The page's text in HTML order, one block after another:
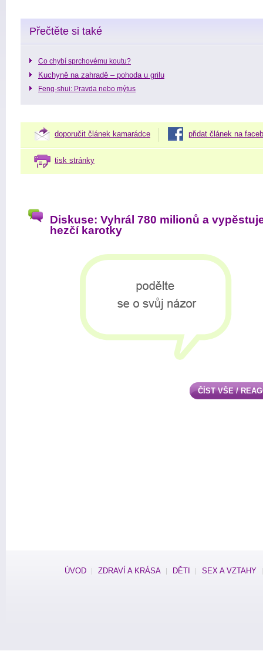
Přečtěte si také
Co chybí sprchovému koutu?
Kuchyně na zahradě – pohoda u grilu
Feng-shui: Pravda nebo mýtus
doporučit článek kamarádce přidat článek na
tisk stránky
Diskuse: Vyhrál 780 milionů a
hezčí karotky
ČÍST VŠE /
ÚVOD ZDRAVÍ A KRÁSA DĚTI SEX A VZTAHY